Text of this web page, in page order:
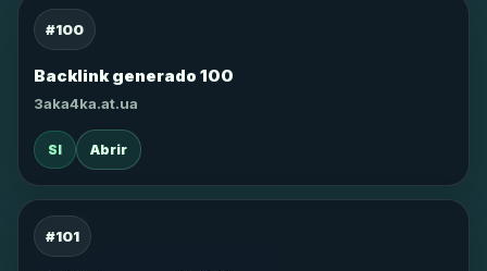
#100
Backlink generado 100
3aka4ka.at.ua
SI Abrir
#101